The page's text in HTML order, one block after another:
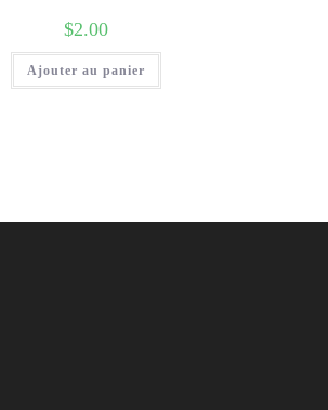
$2.00
Ajouter au panier